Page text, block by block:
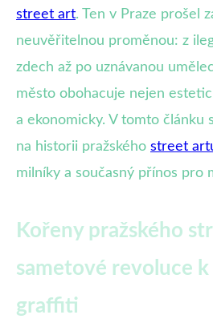
street art. Ten v Praze prošel
neuvěřitelnou proměnou: z
zdech až po uznávanou
město obohacuje nejen
a ekonomicky. V tomto článku
na historii pražského street
milníky a současný přínos pro
Kořeny pražského
sametové revoluce
graffiti